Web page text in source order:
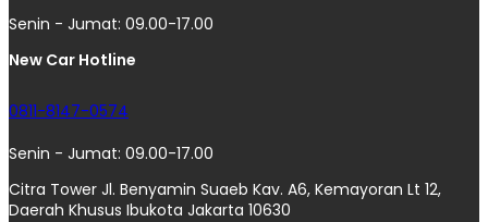
Senin - Jumat: 09.00-17.00
New Car Hotline
0811-8147-0574
Senin - Jumat: 09.00-17.00
Citra Tower Jl. Benyamin Suaeb Kav. A6, Kemayoran Lt 12,
Daerah Khusus Ibukota Jakarta 10630